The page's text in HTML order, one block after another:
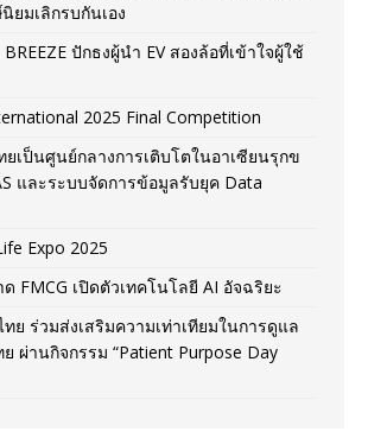
ยมเลิกรบกันเอง
ปักธงผู้นำ EV สองล้อที่เข้าใจผู้ใช้
2025 Final Competition
ยเป็นศูนย์กลางการเติบโตในอาเซียนรุกข
และระบบจัดการข้อมูลรับยุค Data
Expo 2025
ด FMCG เปิดตัวเทคโนโลยี AI อัจฉริยะ
ทย ร่วมส่งเสริมความเท่าเทียมในการดูแล
ผ่านกิจกรรม “Patient Purpose Day